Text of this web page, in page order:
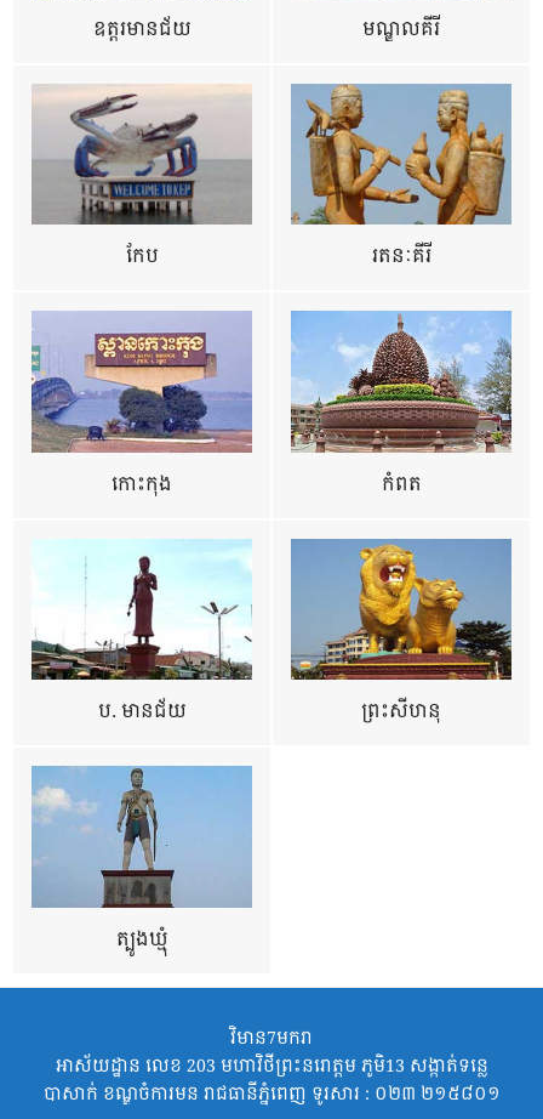
ឧត្ដរមានជ័យ មណ្ឌលគីរី
កែប រតនៈគីរី
កោះកុង កំពត
ប. មានជ័យ ព្រះសីហនុ
ត្បូងឃ្មុំ
វិមាន7មករា
អាស័យដ្ឋាន លេខ 203 មហាវិថីព្រះនរោត្តម ភូមិ13 សង្កាត់ទន្លេ
បាសាក់ ខណ្ឌចំការមន រាជធានីភ្នំពេញ ទូរសារ : ០២៣ ២១៥៨០១